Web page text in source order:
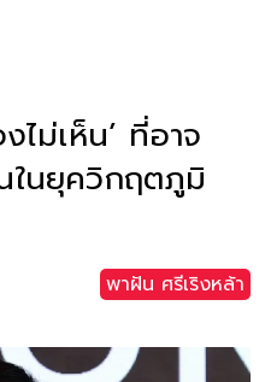
ไม่เห็น’ ที่อาจ
นยุควิกฤตภูมิ
พาฝัน ศรีเริงหล้า